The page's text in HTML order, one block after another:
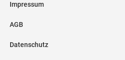
Impressum
AGB
Datenschutz